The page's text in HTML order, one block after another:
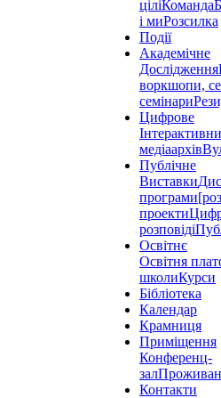
ціліКоманда
і миРозсилка
Події
Академічне
Дослідження
воркшопи,
семінари
Цифрове
медіаархів
Публічне
Виставки
програми
проекти
розповіді
Освітнє
Освітня
школиКурси
Бібліотека
Календар
Крамниця
Приміщення
Конференц-
зал
Контакти